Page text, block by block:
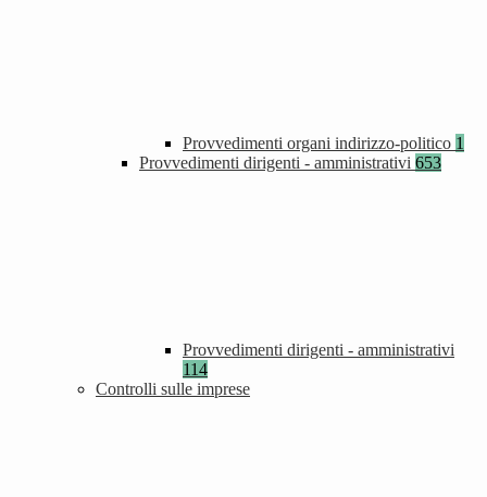
Provvedimenti organi indirizzo-politico 1
Provvedimenti dirigenti - amministrativi 653
Provvedimenti dirigenti - amministrativi
114
Controlli sulle imprese